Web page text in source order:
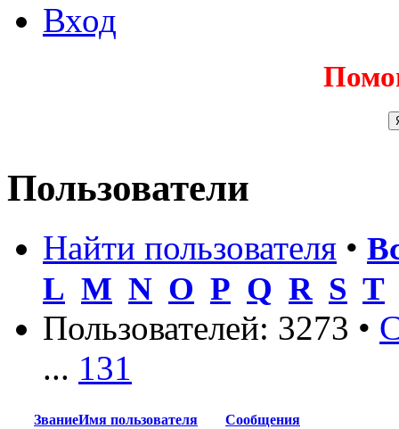
Вход
Пользователи
Найти пользователя •
L M N O P Q R S T
Пользователей: 3273 •
... 131
ЗваниеИмя пользователя
Сообщения